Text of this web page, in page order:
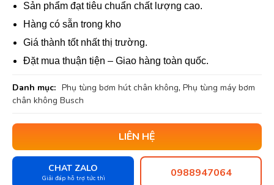
Sản phẩm đạt tiêu chuẩn chất lượng cao.
Hàng có sẵn trong kho
Giá thành tốt nhất thị trường.
Đặt mua thuận tiện – Giao hàng toàn quốc.
Danh mục: Phụ tùng bơm hút chân không, Phụ tùng máy bơm
chân không Busch
LIÊN HỆ
CHAT ZALO
Giải đáp hỗ trợ tức thì 0988947064